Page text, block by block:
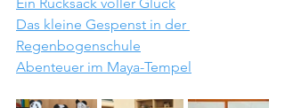
Das kleine Gespenst in der
Regenbogenschule
Abenteuer im Maya-Tempel